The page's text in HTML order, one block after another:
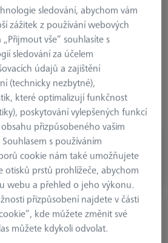
50.0 mm
Tung. Carb.
Sphere
Tung. Carb.
M5
40.0 mm
2.0 mm
Straight
L100
sledování, abychom vám
zážitek z používání webových
vše“ souhlasíte s
sledování za účelem
údajů a zajištění
(technicky nezbytné),
které optimalizují funkčnost
poskytování vylepšených funkcí
přizpůsobeného vašim
s používáním
cookie nám také umožňujete
otisků prstů prohlížeče, abychom
webu a přehled o jeho výkonu.
přizpůsobení najdete v části
kde můžete změnit své
můžete kdykoli odvolat.